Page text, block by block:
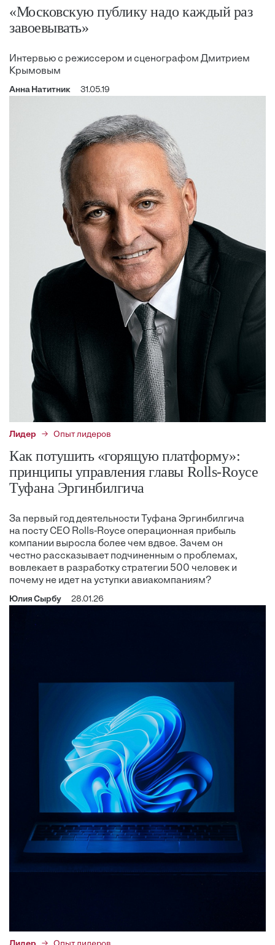
«Московскую публику надо каждый раз
завоевывать»
Интервью с режиссером и сценографом Дмитрием
Крымовым
Анна Натитник 31.05.19
Лидер Опыт лидеров
Как потушить «горящую платформу»:
принципы управления главы Rolls-Royce
Туфана Эргинбилгича
За первый год деятельности Туфана Эргинбилгича
на посту CEO Rolls-Royce операционная прибыль
компании выросла более чем вдвое. Зачем он
честно рассказывает подчиненным о проблемах,
вовлекает в разработку стратегии 500 человек и
почему не идет на уступки авиакомпаниям?
Юлия Сырбу 28.01.26